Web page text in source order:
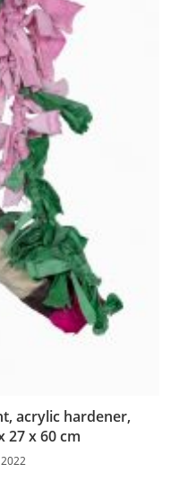
acrylic hardener,
27 x 60 cm